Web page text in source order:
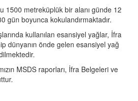
1500 metreküplük bir alanı günde 12
gün boyunca kokulandırmaktadır.
kullanılan esansiyel yağlar, İfra
dünyanın önde gelen esansiyel yağ
MSDS raporları, İfra Belgeleri ve